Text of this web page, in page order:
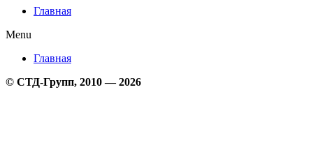
Главная
Menu
Главная
© СТД-Групп, 2010 — 2026